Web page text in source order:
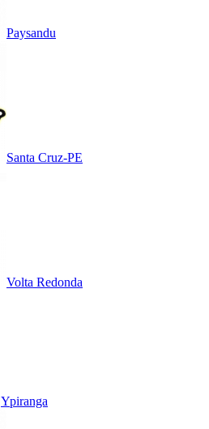
Paysandu
Santa Cruz-PE
Volta Redonda
Ypiranga